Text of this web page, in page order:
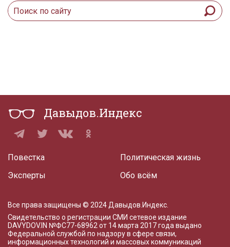
Давыдов.Индекс
Повестка
Эксперты
Политическая жизнь
Обо всём
Все права защищены © 2024 Давыдов.Индекс.
Свидетельство о регистрации СМИ сетевое издание
DAVYDOV.IN №ФС77-68962 от 14 марта 2017 года выдано
Федеральной службой по надзору в сфере связи,
информационных технологий и массовых коммуникаций